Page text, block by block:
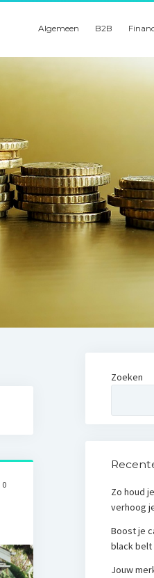
Algemeen B2B
0
Zoeken
Zo houd
verhoog
Boost je
black belt
Jouw